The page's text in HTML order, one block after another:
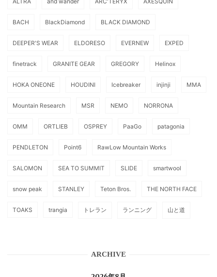
BACH BlackDiamond BLACK DIAMOND
DEEPER'S WEAR ELDORESO EVERNEW EXPED
finetrack GRANITE GEAR GREGORY Helinox
HOKA ONEONE HOUDINI Icebreaker injinji MMA
Mountain Research MSR NEMO NORRONA
OMM ORTLIEB OSPREY PaaGo patagonia
PENDLETON Point6 RawLow Mountain Works
SALOMON SEA TO SUMMIT SLIDE smartwool
snow peak STANLEY Teton Bros. THE NORTH FACE
TOAKS trangia トレラン ランニング 山と道
ARCHIVE